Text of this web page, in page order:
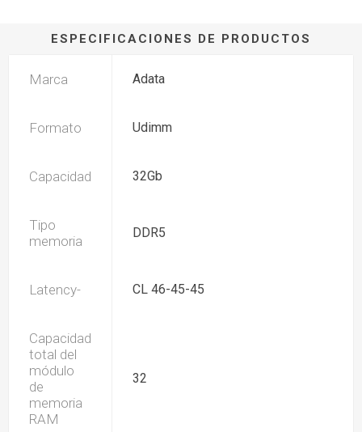
ESPECIFICACIONES DE PRODUCTOS
Marca Adata
Formato Udimm
Capacidad 32Gb
Tipo
memoria
DDR5
Latency- CL 46-45-45
Capacidad
total del
módulo
de
memoria
RAM
32